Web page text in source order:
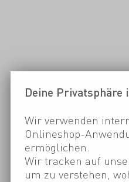
Deine Privatsphäre
Wir verwenden
Onlineshop-
ermöglichen.
Wir tracken auf
um zu verstehen,